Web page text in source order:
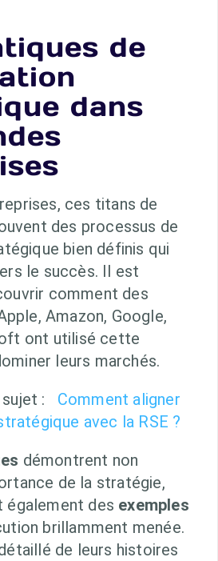
de
dans
ces titans de
des processus de
bien définis qui
le succès. Il est
comment des
Amazon, Google,
ont utilisé cette
leurs marchés.
:
Comment aligner
avec la RSE ?
démontrent non
de la stratégie,
également des exemples
brillamment menée.
de leurs histoires